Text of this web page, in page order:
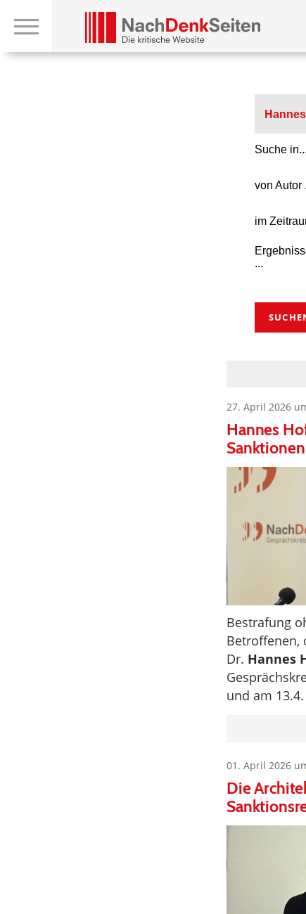
Suche in...
von Autor
im
...
27. April 2026
Hannes
Bestrafung
Betroffenen,
Dr. Hannes
und am
01. April 2026
Die